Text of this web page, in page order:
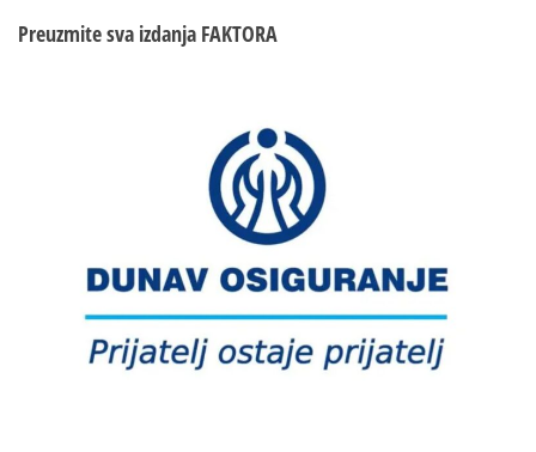
Preuzmite sva izdanja FAKTORA